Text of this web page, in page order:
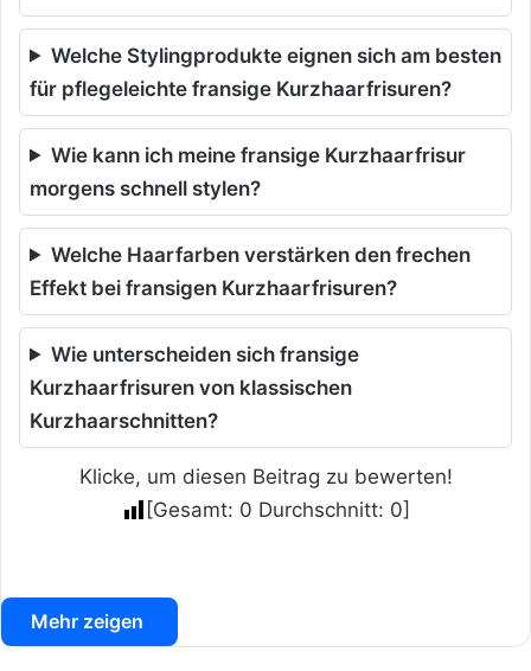
Welche Stylingprodukte eignen sich am besten
für pflegeleichte fransige Kurzhaarfrisuren?
Wie kann ich meine fransige Kurzhaarfrisur
morgens schnell stylen?
Welche Haarfarben verstärken den frechen
Effekt bei fransigen Kurzhaarfrisuren?
Wie unterscheiden sich fransige
Kurzhaarfrisuren von klassischen
Kurzhaarschnitten?
Klicke, um diesen Beitrag zu bewerten!
[Gesamt: 0 Durchschnitt: 0]
Mehr zeigen